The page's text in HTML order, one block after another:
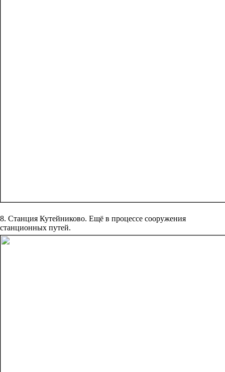
8. Станция Кутейниково. Ещё в процессе сооружения
станционных путей.